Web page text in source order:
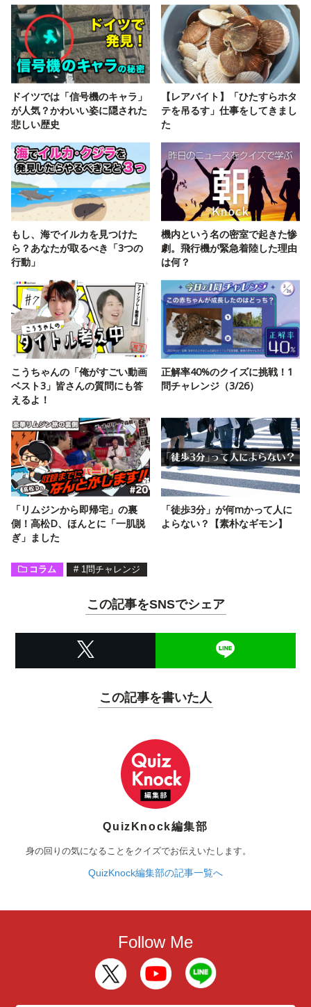
ドイツでは「信号機のキャラ」
が人気？かわいい姿に隠された
悲しい歴史
【レアバイト】「ひたすらホタ
テを吊るす」仕事をしてきまし
た
もし、海でイルカを見つけた
ら？あなたが取るべき「3つの
行動」
機内という名の密室で起きた惨
劇。飛行機が緊急着陸した理由
は何？
こうちゃんの「俺がすごい動画
ベスト3」皆さんの質問にも答
えるよ！
正解率40%のクイズに挑戦！1
問チャレンジ（3/26）
「リムジンから即帰宅」の裏
側！高松D、ほんとに「一肌脱
ぎ」ました
「徒歩3分」が何mかって人に
よらない？【素朴なギモン】
コラム # 1問チャレンジ
この記事をSNSでシェア
この記事を書いた人
QuizKnock編集部
身の回りの気になることをクイズでお伝えいたします。
QuizKnock編集部の記事一覧へ
Follow Me